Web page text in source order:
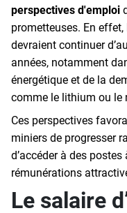
perspectives d'emploi
prometteuses. En
devraient continuer
années, notamment
énergétique et de la
comme le lithium ou le
Ces perspectives
miniers de progresser
d’accéder à des
rémunérations
Le salaire